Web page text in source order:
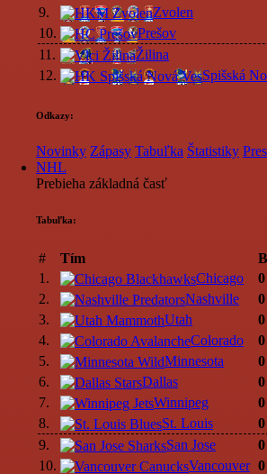
9.
Zvolen
10.
Prešov
11.
Žilina
12.
Spišská
Odkazy:
Novinky Zápasy Tabuľka Štatistiky
NHL
Prebieha základná časť
Tabuľka:
# Tím
1.
Chicago
0
2.
Nashville
0
3.
Utah
0
4.
Colorado
0
5.
Minnesota
0
6.
Dallas
0
7.
Winnipeg
0
8.
St. Louis
0
9.
San Jose
0
10.
Vancouver 0